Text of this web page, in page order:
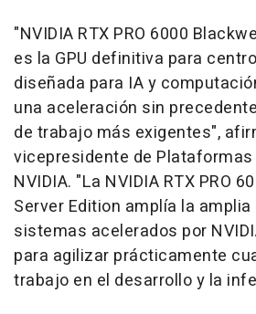
"NVIDIA RTX PRO 6000
es la GPU definitiva para
diseñada para IA y
una aceleración sin
de trabajo más exigentes",
vicepresidente de
NVIDIA. "La NVIDIA RTX PRO
Server Edition amplía la amplia
sistemas acelerados por
para agilizar prácticamente
trabajo en el desarrollo y la